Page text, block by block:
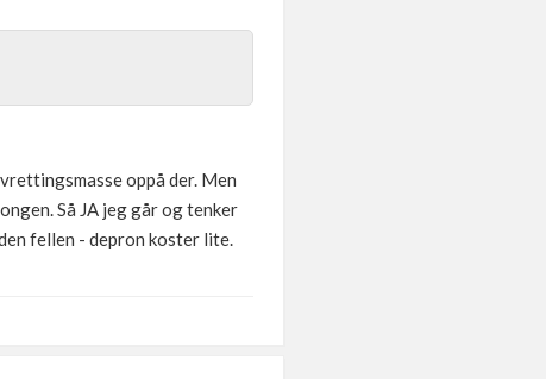
oppå der. Men
Så JA jeg går og tenker
fellen - depron koster lite.